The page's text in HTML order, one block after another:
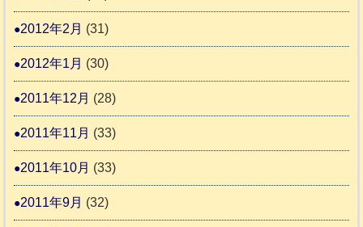
2012年2月 (31)
2012年1月 (30)
2011年12月 (28)
2011年11月 (33)
2011年10月 (33)
2011年9月 (32)